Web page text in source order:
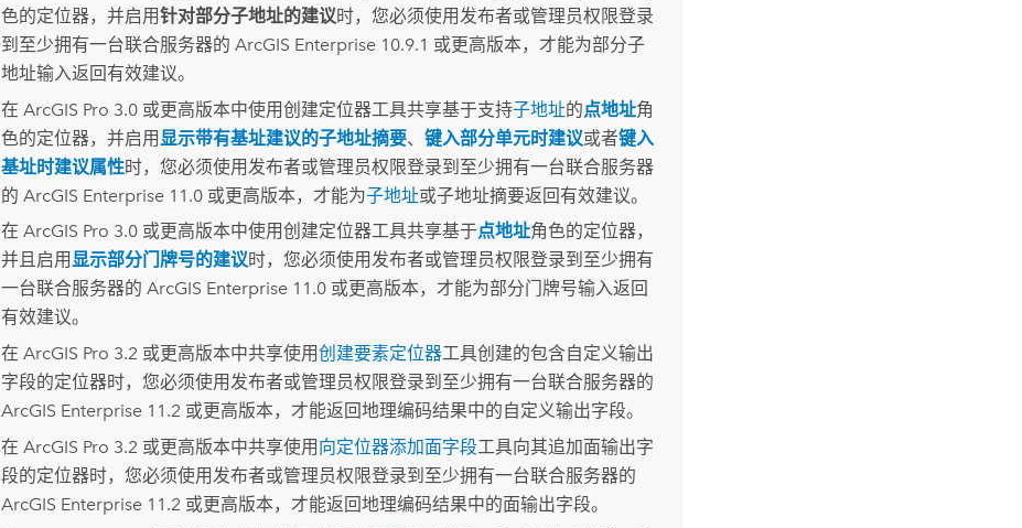
色的定位器，并启用针对部分子地址的建议时，您必须使用发布者或管理员权限登录
到至少拥有一台联合服务器的ArcGIS Enterprise 10.9.1 或更高版本，才能为部分子
地址输入返回有效建议。
在ArcGIS Pro 3.0 或更高版本中使用创建定位器工具共享基于支持子地址的点地址角
色的定位器，并启用 显示带有基址建议的子地址摘要、键入部分单元时建议或者键入
基址时建议属性时，您必须使用发布者或管理员权限登录到至少拥有一台联合服务器
的ArcGIS Enterprise 11.0 或更高版本，才能为子地址或子地址摘要返回有效建议。
在ArcGIS Pro 3.0 或更高版本中使用创建定位器工具共享基于点地址角色的定位器，
并且启用显示部分门牌号的建议时，您必须使用发布者或管理员权限登录到至少拥有
一台联合服务器的ArcGIS Enterprise 11.0 或更高版本，才能为部分门牌号输入返回
有效建议。
在ArcGIS Pro 3.2 或更高版本中共享使用创建要素定位器工具创建的包含自定义输出
字段的定位器时，您必须使用发布者或管理员权限登录到至少拥有一台联合服务器的
ArcGIS Enterprise 11.2 或更高版本，才能返回地理编码结果中的自定义输出字段。
在ArcGIS Pro 3.2 或更高版本中共享使用 向定位器添加面字段工具向其追加面输出字
段的定位器时，您必须使用发布者或管理员权限登录到至少拥有一台联合服务器的
ArcGIS Enterprise 11.2 或更高版本，才能返回地理编码结果中的面输出字段。